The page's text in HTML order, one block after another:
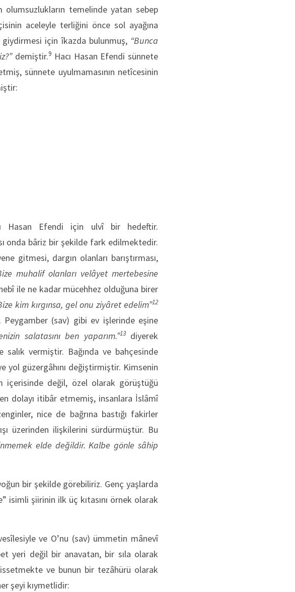
olumsuzlukların temelinde yatan sebep
aceleyle terliğini önce sol ayağına
giydirmesi için îkazda bulunmuş, “Bunca
demiştir.9 Hacı Hasan Efendi sünnete
sünnete uyulmamasının netîcesinin
Hasan Efendi için ulvî bir hedeftir.
onda bâriz bir şekilde fark edilmektedir.
gitmesi, dargın olanları barıştırması,
muhalif olanları velâyet mertebesine
ile ne kadar mücehhez olduğuna birer
kim kırgınsa, gel onu ziyâret edelim”12
Peygamber (sav) gibi ev işlerinde eşine
salatasını ben yaparım.”13diyerek
salık vermiştir. Bağında ve bahçesinde
yol güzergâhını değiştirmiştir. Kimsenin
içerisinde değil, özel olarak görüştüğü
dolayı itibâr etmemiş, insanlara İslâmî
nice de bağrına bastığı fakirler
üzerinden ilişkilerini sürdürmüştür. Bu
elde değildir. Kalbe gönle sâhip
bir şekilde görebiliriz. Genç yaşlarda
isimli şiirinin ilk üç kıtasını örnek olarak
ve O’nu (sav) ümmetin mânevî
yeri değil bir anavatan, bir sıla olarak
ve bunun bir tezâhürü olarak
şeyi kıymetlidir: